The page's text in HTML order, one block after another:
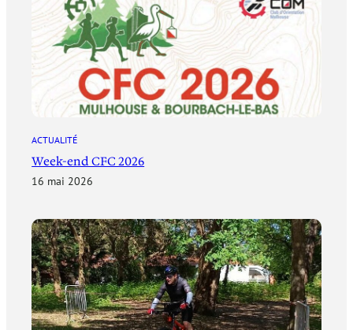
ACTUALITÉ
Week-end CFC 2026
16 mai 2026